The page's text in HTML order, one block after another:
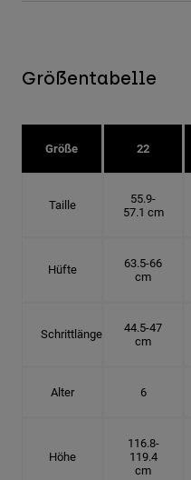
Größentabelle
Größe 22
Taille
55.9-
57.1 cm
Hüfte
63.5-66
cm
Schrittlänge
44.5-47
cm
Alter 6
Höhe
116.8-
119.4
cm